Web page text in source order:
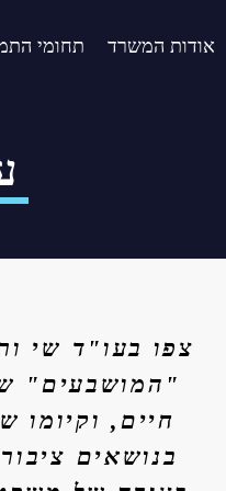
אודות המשרד תחומי
צפו בעו"ד שי
חיים,
בנושאים